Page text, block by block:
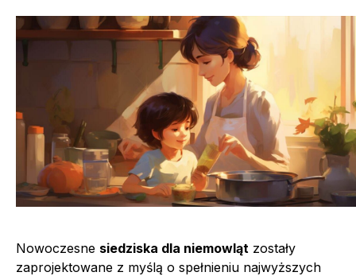
Nowoczesne siedziska dla niemowląt zostały
zaprojektowane z myślą o spełnieniu najwyższych